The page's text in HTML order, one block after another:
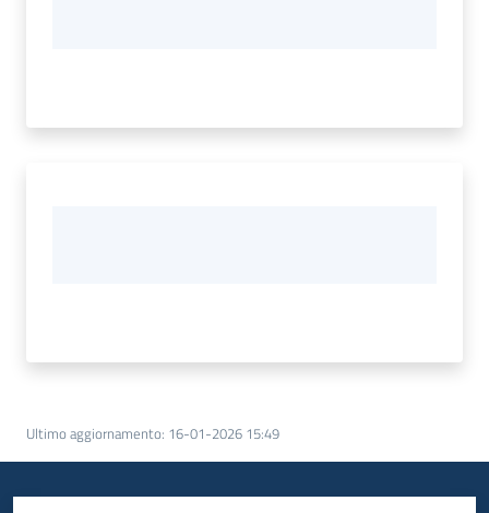
Ultimo aggiornamento: 16-01-2026 15:49